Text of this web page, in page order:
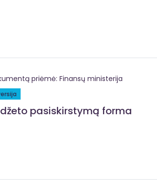
priėmė: Finansų ministerija
pasiskirstymą forma